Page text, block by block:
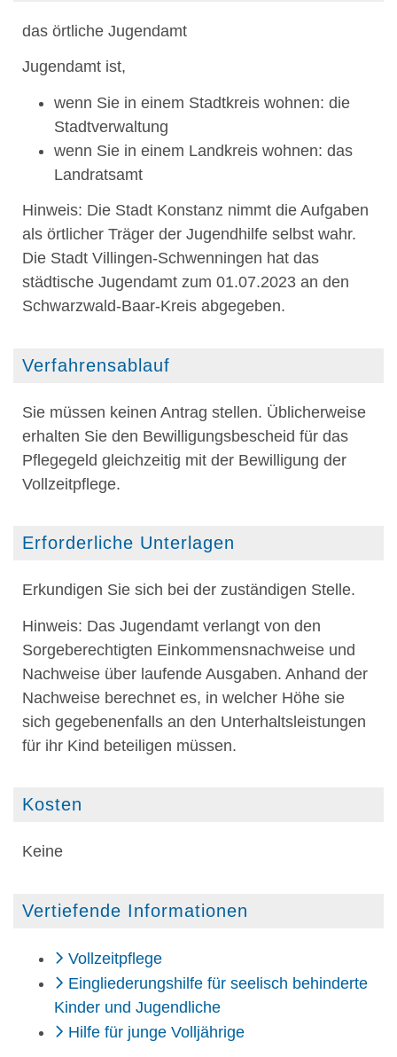
das örtliche Jugendamt
Jugendamt ist,
wenn Sie in einem Stadtkreis wohnen: die
Stadtverwaltung
wenn Sie in einem Landkreis wohnen: das
Landratsamt
Hinweis: Die Stadt Konstanz nimmt die Aufgaben
als örtlicher Träger der Jugendhilfe selbst wahr.
Die Stadt Villingen-Schwenningen hat das
städtische Jugendamt zum 01.07.2023 an den
Schwarzwald-Baar-Kreis abgegeben.
Verfahrensablauf
Sie müssen keinen Antrag stellen. Üblicherweise
erhalten Sie den Bewilligungsbescheid für das
Pflegegeld gleichzeitig mit der Bewilligung der
Vollzeitpflege.
Erforderliche Unterlagen
Erkundigen Sie sich bei der zuständigen Stelle.
Hinweis: Das Jugendamt verlangt von den
Sorgeberechtigten Einkommensnachweise und
Nachweise über laufende Ausgaben. Anhand der
Nachweise berechnet es, in welcher Höhe sie
sich gegebenenfalls an den Unterhaltsleistungen
für ihr Kind beteiligen müssen.
Kosten
Keine
Vertiefende Informationen
Vollzeitpflege
Eingliederungshilfe für seelisch behinderte
Kinder und Jugendliche
Hilfe für junge Volljährige